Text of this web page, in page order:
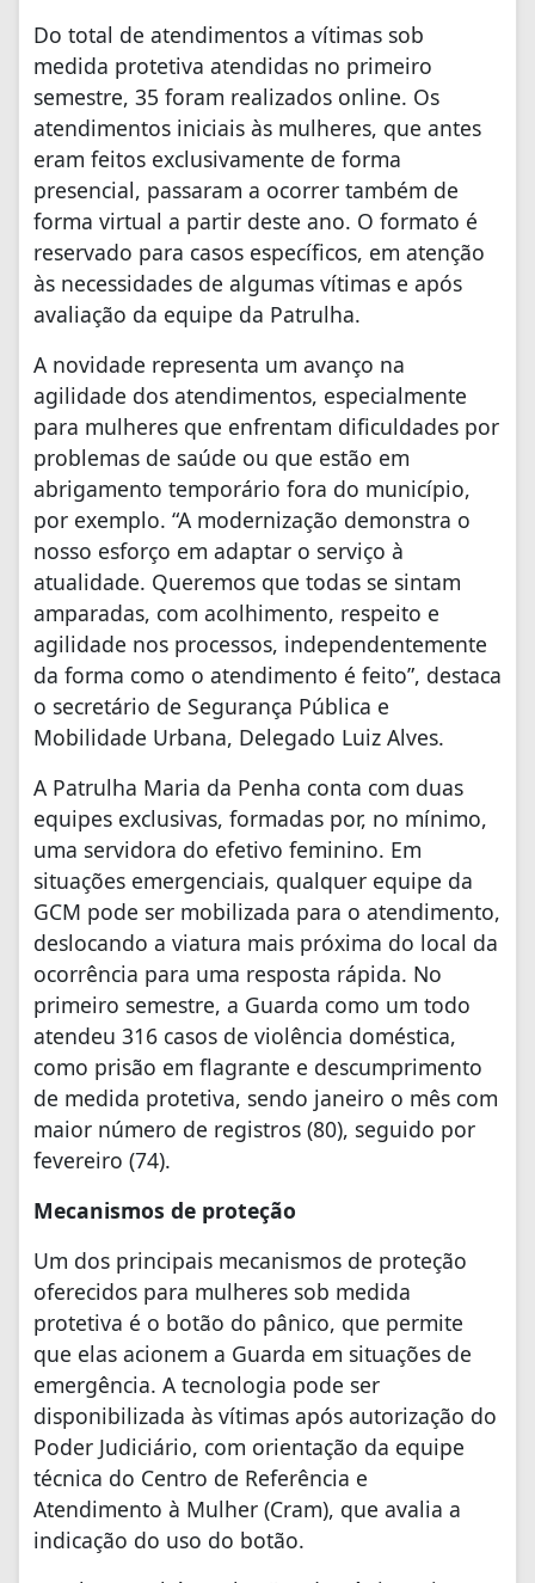
Do total de atendimentos a vítimas sob
medida protetiva atendidas no primeiro
semestre, 35 foram realizados online. Os
atendimentos iniciais às mulheres, que antes
eram feitos exclusivamente de forma
presencial, passaram a ocorrer também de
forma virtual a partir deste ano. O formato é
reservado para casos específicos, em atenção
às necessidades de algumas vítimas e após
avaliação da equipe da Patrulha.
A novidade representa um avanço na
agilidade dos atendimentos, especialmente
para mulheres que enfrentam dificuldades por
problemas de saúde ou que estão em
abrigamento temporário fora do município,
por exemplo. “A modernização demonstra o
nosso esforço em adaptar o serviço à
atualidade. Queremos que todas se sintam
amparadas, com acolhimento, respeito e
agilidade nos processos, independentemente
da forma como o atendimento é feito”, destaca
o secretário de Segurança Pública e
Mobilidade Urbana, Delegado Luiz Alves.
A Patrulha Maria da Penha conta com duas
equipes exclusivas, formadas por, no mínimo,
uma servidora do efetivo feminino. Em
situações emergenciais, qualquer equipe da
GCM pode ser mobilizada para o atendimento,
deslocando a viatura mais próxima do local da
ocorrência para uma resposta rápida. No
primeiro semestre, a Guarda como um todo
atendeu 316 casos de violência doméstica,
como prisão em flagrante e descumprimento
de medida protetiva, sendo janeiro o mês com
maior número de registros (80), seguido por
fevereiro (74).
Mecanismos de proteção
Um dos principais mecanismos de proteção
oferecidos para mulheres sob medida
protetiva é o botão do pânico, que permite
que elas acionem a Guarda em situações de
emergência. A tecnologia pode ser
disponibilizada às vítimas após autorização do
Poder Judiciário, com orientação da equipe
técnica do Centro de Referência e
Atendimento à Mulher (Cram), que avalia a
indicação do uso do botão.